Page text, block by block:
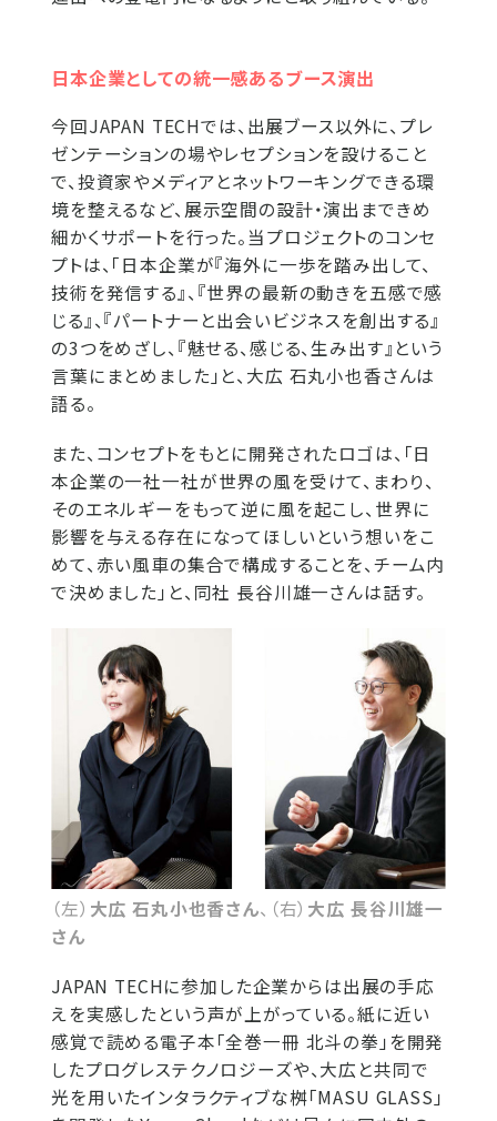
日本企業としての統一感あるブース演出
今回JAPAN TECHでは、出展ブース以外に、プレ
ゼンテーションの場やレセプションを設けること
で、投資家やメディアとネットワーキングできる環
境を整えるなど、展示空間の設計・演出まできめ
細かくサポートを行った。当プロジェクトのコンセ
プトは、「日本企業が『海外に一歩を踏み出して、
技術を発信する』、『世界の最新の動きを五感で感
じる』、『パートナーと出会いビジネスを創出する』
の3つをめざし、『魅せる、感じる、生み出す』という
言葉にまとめました」と、大広 石丸小也香さんは
語る。
また、コンセプトをもとに開発されたロゴは、「日
本企業の一社一社が世界の風を受けて、まわり、
そのエネルギーをもって逆に風を起こし、世界に
影響を与える存在になってほしいという想いをこ
めて、赤い風車の集合で構成することを、チーム内
で決めました」と、同社 長谷川雄一さんは話す。
（左） 大広 石丸小也香さん、（右） 大広 長谷川雄一
さん
JAPAN TECHに参加した企業からは出展の手応
えを実感したという声が上がっている。紙に近い
感覚で読める電子本「全巻一冊 北斗の拳」を開発
したプログレステクノロジーズや、大広と共同で
光を用いたインタラクティブな桝「MASU GLASS」